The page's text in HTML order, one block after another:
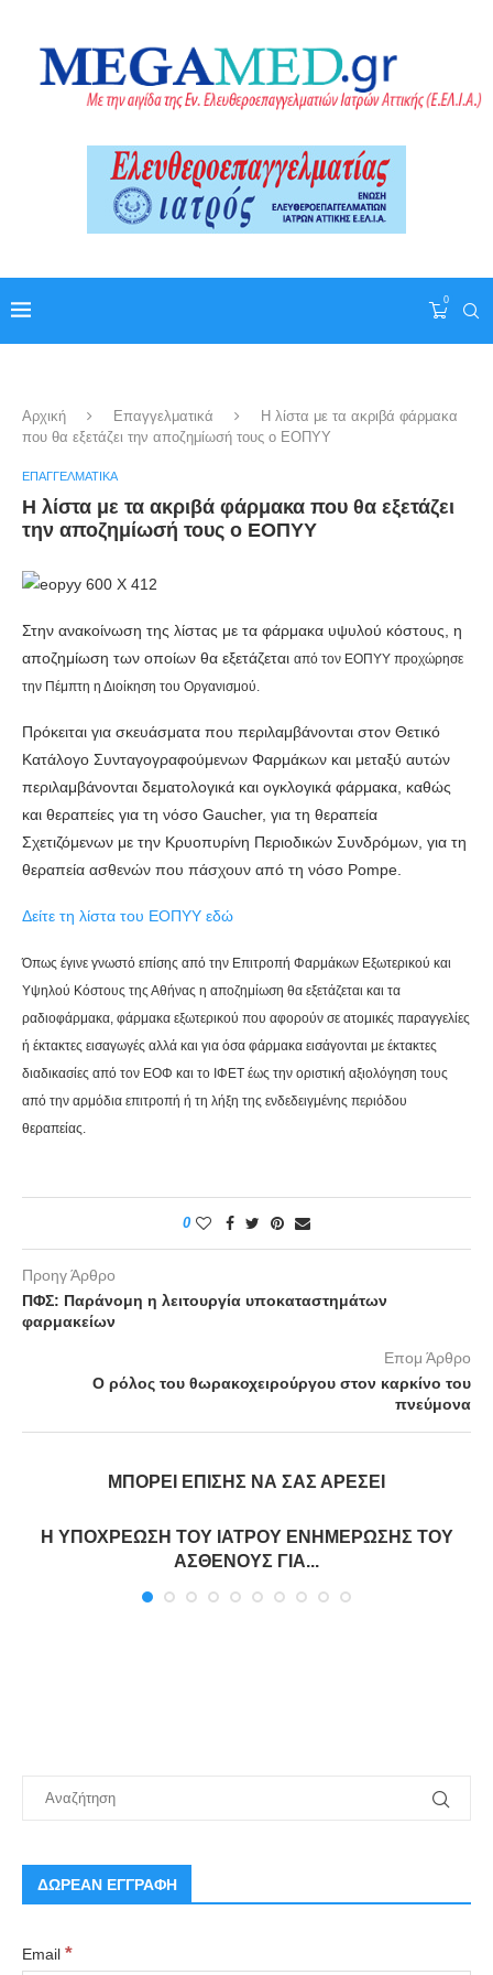
0
Αρχική Επαγγελματικά
Η λίστα με τα ακριβά φάρμακα
που θα εξετάζει την αποζημίωσή τους ο ΕΟΠΥΥ
ΕΠΑΓΓΕΛΜΑΤΙΚΆ
Η λίστα με τα ακριβά φάρμακα που θα εξετάζει
την αποζημίωσή τους ο ΕΟΠΥΥ
Στην ανακοίνωση της λίστας με τα φάρμακα υψυλού κόστους, η
αποζημίωση των οποίων θα εξετάζεται από τον ΕΟΠΥΥ προχώρησε
την Πέμπτη η Διοίκηση του Οργανισμού.
Πρόκειται για σκευάσματα που περιλαμβάνονται στον Θετικό
Κατάλογο Συνταγογραφούμενων Φαρμάκων και μεταξύ αυτών
περιλαμβάνονται δεματολογικά και ογκλογικά φάρμακα, καθώς
και θεραπείες για τη νόσο Gaucher, για τη θεραπεία
Σχετιζόμενων με την Κρυοπυρίνη Περιοδικών Συνδρόμων, για τη
θεραπεία ασθενών που πάσχουν από τη νόσο Pompe.
Δείτε τη λίστα του ΕΟΠΥΥ εδώ
Όπως έγινε γνωστό επίσης από την Επιτροπή Φαρμάκων Εξωτερικού και
Υψηλού Κόστους της Αθήνας η αποζημίωση θα εξετάζεται και τα
ραδιοφάρμακα, φάρμακα εξωτερικού που αφορούν σε ατομικές παραγγελίες
ή έκτακτες εισαγωγές αλλά και για όσα φάρμακα εισάγονται με έκτακτες
διαδικασίες από τον ΕΟΦ και το ΙΦΕΤ έως την οριστική αξιολόγηση τους
από την αρμόδια επιτροπή ή τη λήξη της ενδεδειγμένης περιόδου
θεραπείας.
0
Προηγ Άρθρο
ΠΦΣ: Παράνομη η λειτουργία υποκαταστημάτων
φαρμακείων
Επομ Άρθρο
Ο ρόλος του θωρακοχειρούργου στον καρκίνο του
πνεύμονα
ΜΠΟΡΕΊ ΕΠΊΣΗΣ ΝΑ ΣΑΣ ΑΡΈΣΕΙ
Η ΥΠΟΧΡΕΩΣΗ ΤΟΥ ΙΑΤΡΟΥ ΕΝΗΜΕΡΩΣΗΣ ΤΟΥ
ΑΣΘΕΝΟΥΣ ΓΙΑ...
ΔΩΡΕΑΝ ΕΓΓΡΑΦΗ
Email *